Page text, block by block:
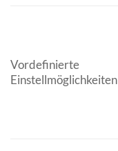
Vordefinierte
Einstellmöglichkeiten